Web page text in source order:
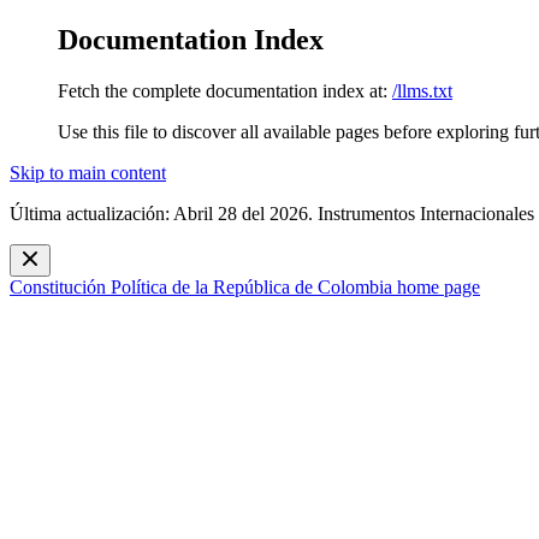
Documentation Index
Fetch the complete documentation index at: /llms.txt
Use this file to discover all available pages before exploring
Skip to main content
Última actualización: Abril 28 del 2026. Instrumentos Internacionales
Constitución Política de la República de Colombia home page